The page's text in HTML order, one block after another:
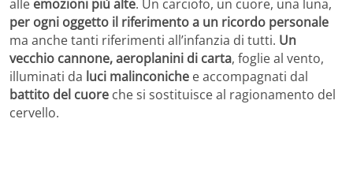
alle emozioni più alte. Un carciofo, un cuore, una luna,
per ogni oggetto il riferimento a un ricordo personale
ma anche tanti riferimenti all’infanzia di tutti. Un
vecchio cannone, aeroplanini di carta, foglie al vento,
illuminati da luci malinconiche e accompagnati dal
battito del cuore che si sostituisce al ragionamento del
cervello.